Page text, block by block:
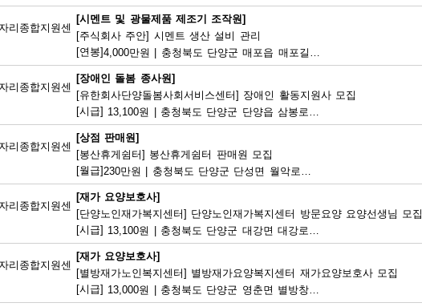
리종합지원센
[시멘트 및 광물제품 제조기 조작원]
[주식회사 주안] 시멘트 생산 설비 관리
[연봉]4,000만원 |
리종합지원센
[장애인 돌봄 종사원]
[유한회사단양돌봄사회서비스센터] 장애인 활동지원사 모집
[시급] 13,100원 |
리종합지원센
[상점 판매원]
[봉산휴게쉼터] 봉산휴게쉼터 판매원 모집
[월급] 230만원 |
리종합지원센
[재가 요양보호사]
[단양노인재가복지센터] 단양노인재가복지센터 방문요양 요양선생님 모집
[시급] 13,100원 |
리종합지원센
[재가 요양보호사]
[별방재가노인복지센터] 별방재가요양복지센터 재가요양보호사 모집
[시급] 13,000원 | 충청북도 단양군 영춘면 별방창원로 417